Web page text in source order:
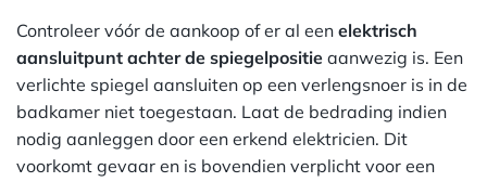
Controleer vóór de aankoop of er al een elektrisch
aansluitpunt achter de spiegelpositie aanwezig is. Een
verlichte spiegel aansluiten op een verlengsnoer is in de
badkamer niet toegestaan. Laat de bedrading indien
nodig aanleggen door een erkend elektricien. Dit
voorkomt gevaar en is bovendien verplicht voor een